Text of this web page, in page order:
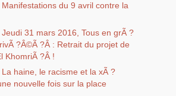
Manifestations du 9 avril contre la
Jeudi 31 mars 2016, Tous en grÃ ?
?Â©Ã ?Â : Retrait du projet de
KhomriÃ ?Â !
La haine, le racisme et la xÃ ?
nouvelle fois sur la place